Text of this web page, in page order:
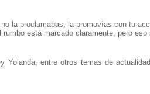
la proclamabas, la promovías con tu
está marcado claramente, pero eso
Yolanda, entre otros temas de